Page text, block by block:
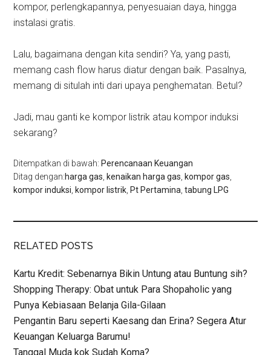
kompor, perlengkapannya, penyesuaian daya, hingga
instalasi gratis.
Lalu, bagaimana dengan kita sendiri? Ya, yang pasti,
memang cash flow harus diatur dengan baik. Pasalnya,
memang di situlah inti dari upaya penghematan. Betul?
Jadi, mau ganti ke kompor listrik atau kompor induksi
sekarang?
Ditempatkan di bawah: Perencanaan Keuangan
Ditag dengan:harga gas kenaikan harga gas kompor gas
kompor induksi kompor listrik Pt Pertamina ,tabung LPG
RELATED POSTS
Kartu Kredit: Sebenarnya Bikin Untung atau Buntung sih?
Shopping Therapy: Obat untuk Para Shopaholic yang
Punya Kebiasaan Belanja Gila-Gilaan
Pengantin Baru seperti Kaesang dan Erina? Segera Atur
Keuangan Keluarga Barumu!
Tanggal Muda kok Sudah Koma?